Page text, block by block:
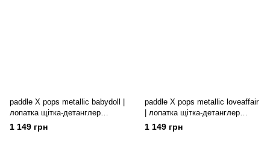
paddle X pops metallic babydoll |
лопатка щітка-детанглер
"Лялечка"
1 149 грн
paddle X pops metallic loveaffair
| лопатка щітка-детанглер
"Любовні історії"
1 149 грн